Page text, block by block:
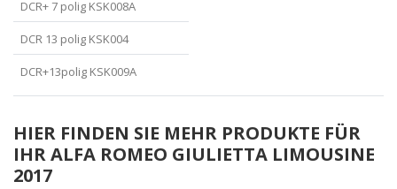
DCR+ 7 polig KSK008A
DCR 13 polig KSK004
DCR+13polig KSK009A
HIER FINDEN SIE MEHR PRODUKTE FÜR
IHR ALFA ROMEO GIULIETTA LIMOUSINE
2017